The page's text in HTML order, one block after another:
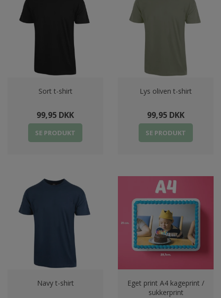
Sort t-shirt
99,95 DKK
SE PRODUKT
Lys oliven t-shirt
99,95 DKK
SE PRODUKT
Navy t-shirt
Eget print A4 kageprint /
sukkerprint